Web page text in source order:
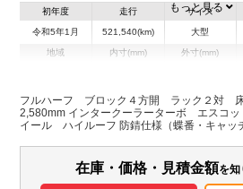
初年度
令和5年1月
走行
521,540(km)
サイズ
大型
地域 内寸(mm)
H:2,650
外寸(mm)
装備情報
パワステ
集中ドアロック
電動格納ミラー バックモニター
もっと見る
フルハーフ ブロック４方開 ラック２対
2,580mm インタークーラーターボ エスコ
イール ハイルーフ 防錆仕様（蝶番・キャッ
在庫・価格・見積金額を知